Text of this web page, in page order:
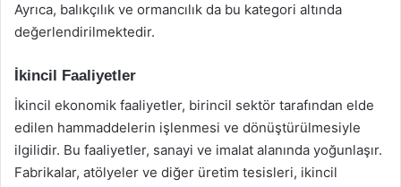
Ayrıca, balıkçılık ve ormancılık da bu kategori altında
değerlendirilmektedir.
İkincil Faaliyetler
İkincil ekonomik faaliyetler, birincil sektör tarafından elde
edilen hammaddelerin işlenmesi ve dönüştürülmesiyle
ilgilidir. Bu faaliyetler, sanayi ve imalat alanında yoğunlaşır.
Fabrikalar, atölyeler ve diğer üretim tesisleri, ikincil